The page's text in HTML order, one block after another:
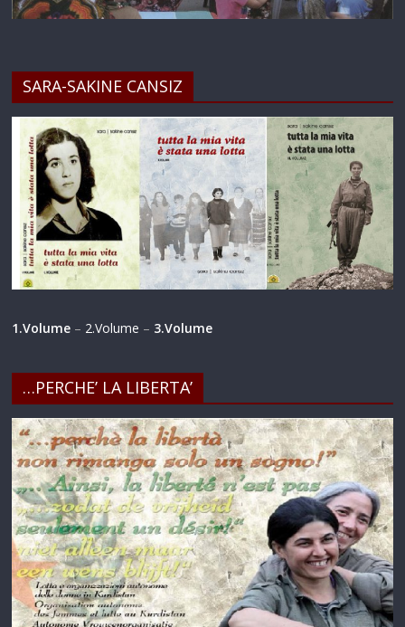
SARA-SAKINE CANSIZ
1.Volume – 2.Volume – 3.Volume
…PERCHE’ LA LIBERTA’